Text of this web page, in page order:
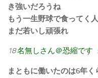
き強いだろうね
もう一生野球で食ってく
まだ若いし頑張れ
18名無しさん＠恐縮です
まともに働いたのは6年く